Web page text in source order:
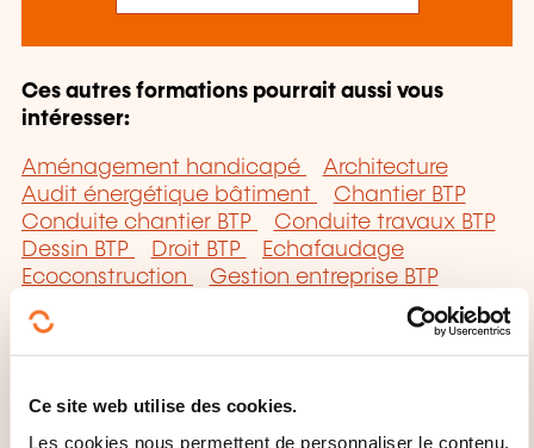
Ce site web utilise des cookies.
Les cookies nous permettent de personnaliser le contenu,
Ces autres formations pourrait aussi vous
intéresser:
Aménagement handicapé
Architecture
Audit énergétique bâtiment
Chantier BTP
Conduite chantier BTP
Conduite travaux BTP
Dessin BTP
Droit BTP
Echafaudage
Ecoconstruction
Gestion entreprise BTP
Haute qualité environnementale
Label
performance énergétique bâtiment
Lecture
plan BTP
Maîtrise oeuvre
Maîtrise ouvrage
Pathologie construction
Performance
énergétique bâtiment
Préparation chantier